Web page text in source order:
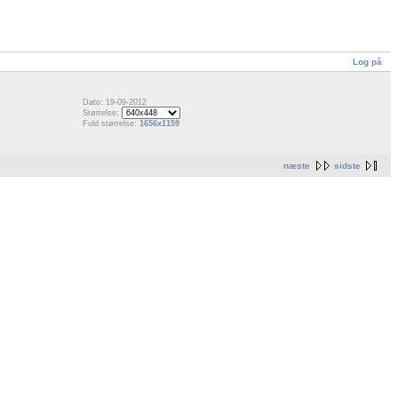
Log på
Dato: 19-09-2012
Størrelse:
Fuld størrelse: 1656x1159
næste sidste